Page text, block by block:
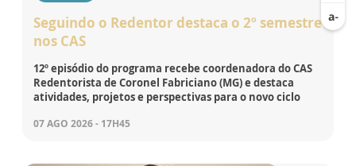
Seguindo o Redentor destaca o 2º semestre
nos CAS
12º episódio do programa recebe coordenadora do CAS
Redentorista de Coronel Fabriciano (MG) e destaca
atividades, projetos e perspectivas para o novo ciclo
07 AGO 2026 - 17H45